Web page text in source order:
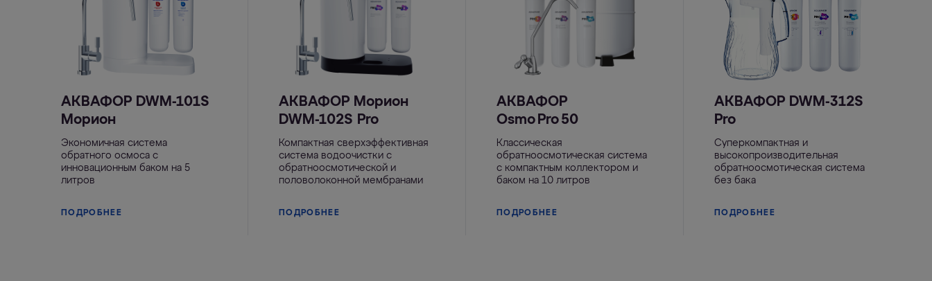
АКВАФОР DWM-101S
Морион
Экономичная система
обратного осмоса с
инновационным баком на 5
литров
ПОДРОБНЕЕ
АКВАФОР Морион
DWM-102S Pro
Компактная сверхэффективная
система водоочистки с
обратноосмотической и
половолоконной мембранами
ПОДРОБНЕЕ
АКВАФОР
Osmo Pro 50
Классическая
обратноосмотическая система
с компактным коллектором и
баком на 10 литров
ПОДРОБНЕЕ
АКВАФОР DWM-312S
Pro
Суперкомпактная и
высокопроизводительная
обратноосмотическая система
без бака
ПОДРОБНЕЕ